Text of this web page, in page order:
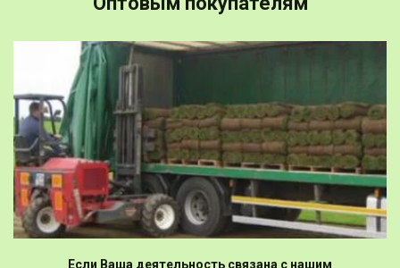
Если Ваша деятельность связана с нашим